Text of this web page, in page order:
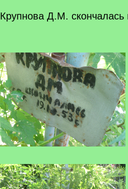
Крупнова Д.М. скончалась